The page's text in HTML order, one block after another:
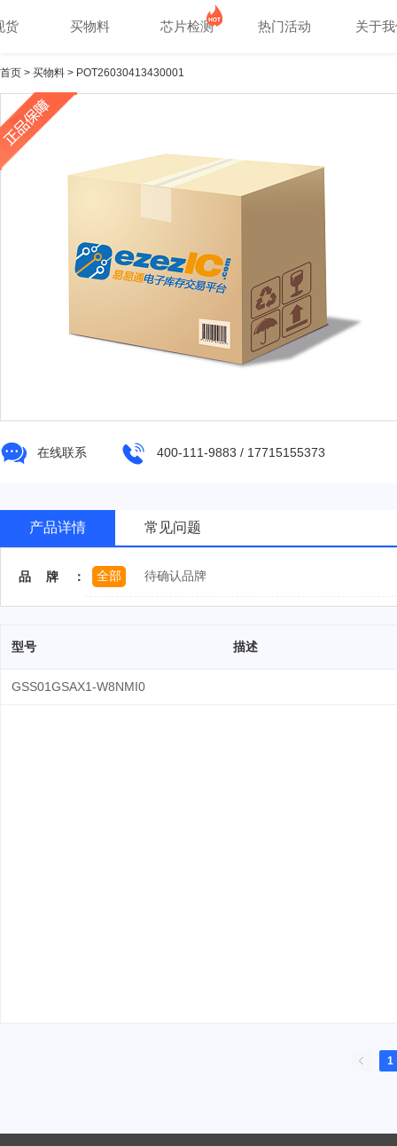
货 买物料 芯片检测 热门活动 关于
首页 > 买物料 > POT26030413430001
在线联系 400-111-9883 / 17715155373
产品详情 常见问题
品牌： 全部 待确认品牌
型号 描述
GSS01GSAX1-W8NMI0
1